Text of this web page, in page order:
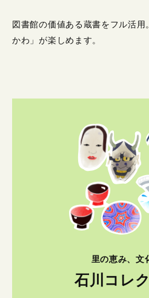
図書館の価値ある蔵書をフル活用
かわ」が楽しめます。
里の恵み、文
石川コレ